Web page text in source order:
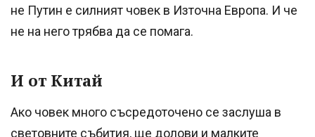
не Путин е силният човек в Източна Европа. И че
не на него трябва да се помага.
И от Китай
Ако човек много съсредоточено се заслуша в
световните събития, ще долови и малките